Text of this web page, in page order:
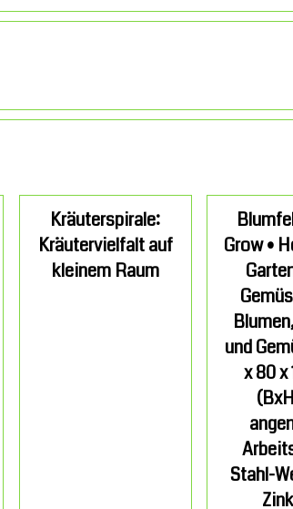
Kräuterspirale:
Kräutervielfalt auf
kleinem Raum
Grow •
und
x 80 x
Stahl-